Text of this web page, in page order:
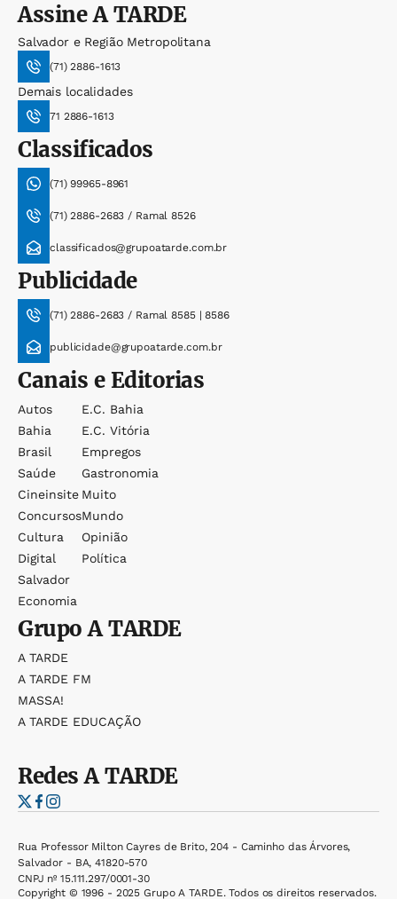
AssineA TARDE
Salvador e Região Metropolitana
(71) 2886-1613
Demais localidades
71 2886-1613
Classificados
(71) 99965-8961
(71) 2886-2683 / Ramal 8526
classificados@grupoatarde.com.br
Publicidade
(71) 2886-2683 / Ramal 8585 | 8586
publicidade@grupoatarde.com.br
Canais e Editorias
Autos
Bahia
Brasil
Saúde
Cineinsite
Concursos
Cultura
Digital
Salvador
Economia
E.c. Bahia
E.c. Vitória
Empregos
Gastronomia
Muito
Mundo
Opinião
Política
GrupoA TARDE
A TARDE
A TARDE FM
MASSA!
A TARDE EDUCAÇÃO
RedesA TARDE
Rua Professor Milton Cayres de Brito, 204 - Caminho das Árvores,
Salvador - BA, 41820-570
CNPJ nº 15.111.297/0001-30
Copyright © 1996 - 2025 Grupo A TARDE. Todos os direitos reservados.